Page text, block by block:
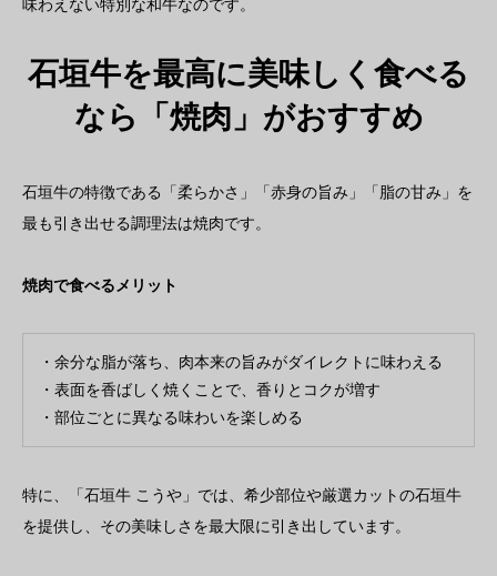
味わえない特別な和牛なのです。
石垣牛を最高に美味しく食べる
なら「焼肉」がおすすめ
石垣牛の特徴である「柔らかさ」「赤身の旨み」「脂の甘み」を
最も引き出せる調理法は焼肉です。
焼肉で食べるメリット
・余分な脂が落ち、肉本来の旨みがダイレクトに味わえる
・表面を香ばしく焼くことで、香りとコクが増す
・部位ごとに異なる味わいを楽しめる
特に、「石垣牛 こうや」では、希少部位や厳選カットの石垣牛
を提供し、その美味しさを最大限に引き出しています。